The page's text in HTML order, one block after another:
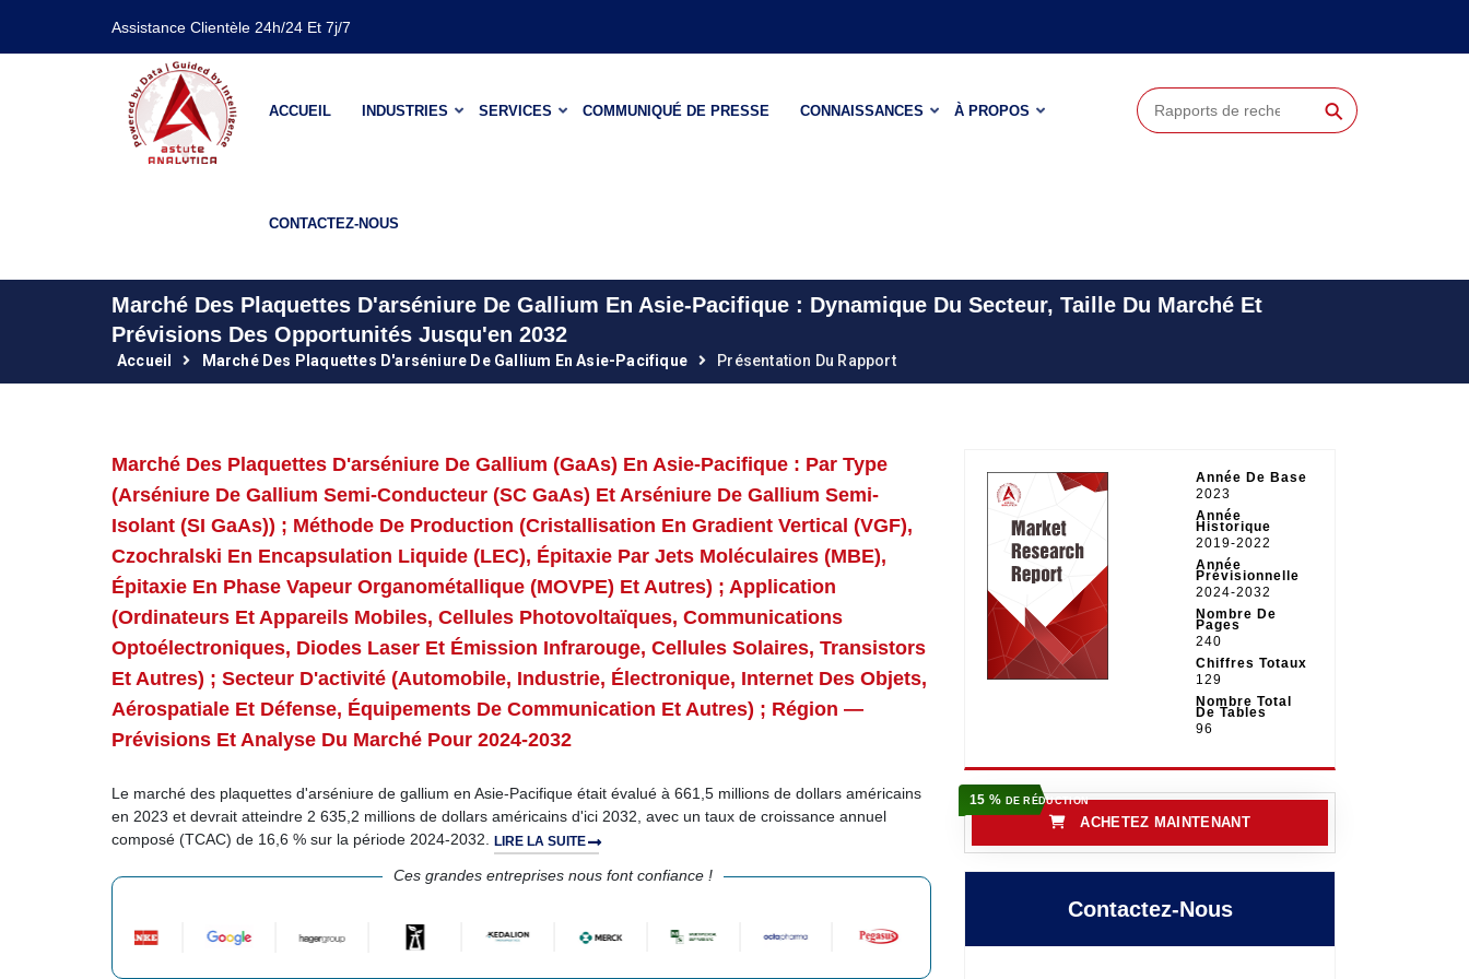
Assistance Clientèle 24h/24 Et 7j/7
ACCUEIL INDUSTRIES SERVICES COMMUNIQUÉ DE PRESSE CONNAISSANCES À PROPOS
CONTACTEZ-NOUS
⚲
Marché Des Plaquettes D'arséniure De Gallium En Asie-Pacifique : Dynamique Du Secteur, Taille Du Marché Et
Prévisions Des Opportunités Jusqu'en 2032
Accueil Marché Des Plaquettes D'arséniure De Gallium En Asie-Pacifique Présentation Du Rapport
Marché Des Plaquettes D'arséniure De Gallium (GaAs) En Asie-Pacifique : Par Type
(arséniure De Gallium Semi-Conducteur (SC GaAs) Et Arséniure De Gallium Semi-
Isolant (SI GaAs)) ; Méthode De Production (cristallisation En Gradient Vertical (VGF),
Czochralski En Encapsulation Liquide (LEC), Épitaxie Par Jets Moléculaires (MBE),
Épitaxie En Phase Vapeur Organométallique (MOVPE) Et Autres) ; Application
(ordinateurs Et Appareils Mobiles, Cellules Photovoltaïques, Communications
Optoélectroniques, Diodes Laser Et Émission Infrarouge, Cellules Solaires, Transistors
Et Autres) ; Secteur D'activité (automobile, Industrie, Électronique, Internet Des Objets,
Aérospatiale Et Défense, Équipements De Communication Et Autres) ; Région —
Prévisions Et Analyse Du Marché Pour 2024-2032
Le marché des plaquettes d'arséniure de gallium en Asie-Pacifique était évalué à 661,5 millions de dollars américains
en 2023 et devrait atteindre 2 635,2 millions de dollars américains d'ici 2032, avec un taux de croissance annuel
composé (TCAC) de 16,6 % sur la période 2024-2032. LIRE LA SUITE
Ces grandes entreprises nous font confiance !
Année De Base
2023
Année
Historique
2019-2022
Année
Prévisionnelle
2024-2032
Nombre De
Pages
240
Chiffres Totaux
129
Nombre Total
De Tables
96
15 % DE RÉDUCTION
ACHETEZ MAINTENANT
Contactez-Nous